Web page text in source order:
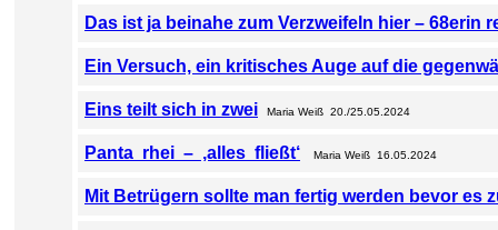
Das ist ja beinahe zum Verzweifeln hier – 68erin
Ein Versuch, ein kritisches Auge auf die
Eins teilt sich in zwei Maria Weiß 20./25.05.2024
Panta rhei – ,alles fließt‘ Maria Weiß 16.05.2024
Mit Betrügern sollte man fertig werden bevor es